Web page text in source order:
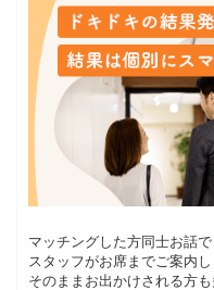
マッチングした方同士お話
スタッフがお席までご案内し
そのままお出かけされる方